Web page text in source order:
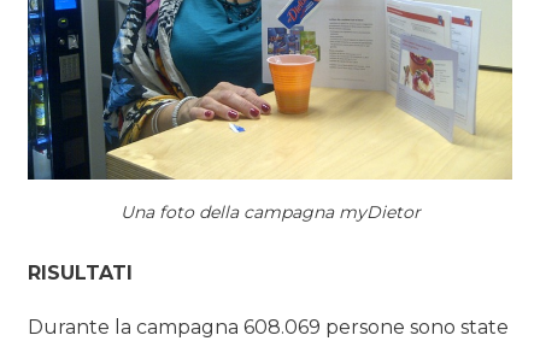
Una foto della campagna myDietor
RISULTATI
Durante la campagna 608.069 persone sono state